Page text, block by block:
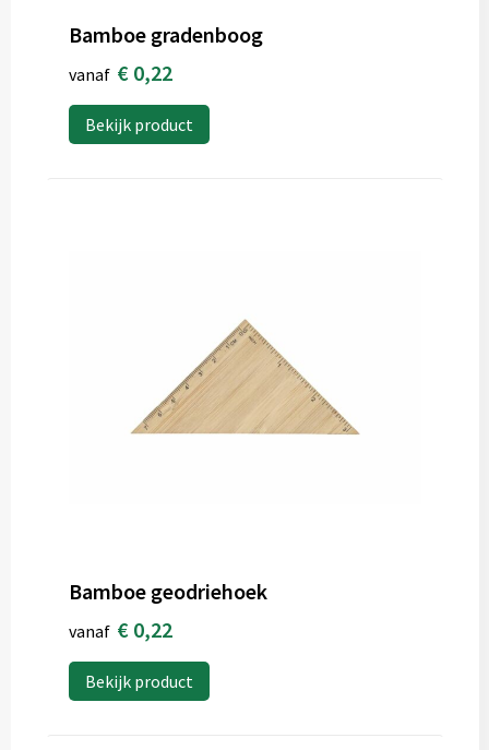
Bamboe gradenboog
vanaf € 0,22
Bekijk product
Bamboe geodriehoek
vanaf € 0,22
Bekijk product